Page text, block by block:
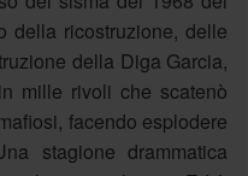
della ricostruzione, delle
della Diga Garcia,
mille rivoli che scatenò
facendo esplodere
stagione drammatica